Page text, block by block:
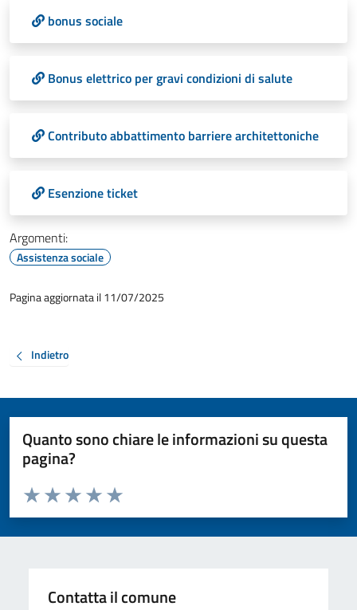
bonus sociale
Bonus elettrico per gravi condizioni di salute
Contributo abbattimento barriere architettoniche
Esenzione ticket
Argomenti:
Assistenza sociale
Pagina aggiornata il 11/07/2025
Indietro
Quanto sono chiare le informazioni su questa
pagina?
Valuta da 1 a 5 stelle la pagina
Valuta 5 stelle su 5
Valuta 4 stelle su 5
Valuta 3 stelle su 5
Valuta 2 stelle su 5
Valuta 1 stelle su 5
Contatta il comune